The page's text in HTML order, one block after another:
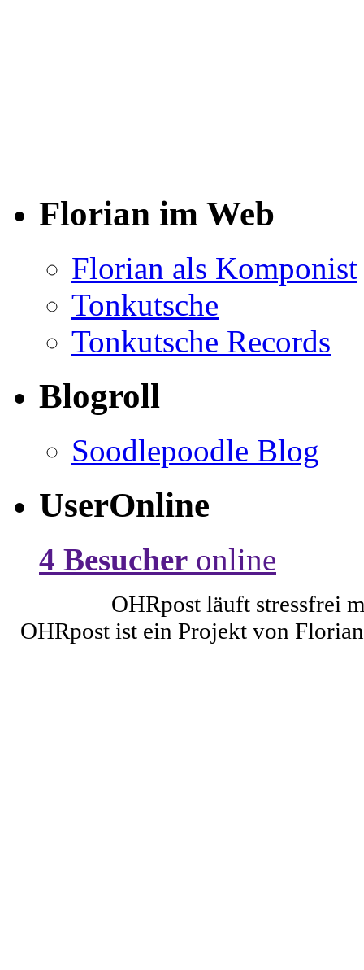
Florian im Web
Florian als Komponist
Tonkutsche
Tonkutsche Records
Blogroll
Soodlepoodle Blog
UserOnline
4 Besucher online
OHRpost läuft stressfrei
OHRpost ist ein Projekt von